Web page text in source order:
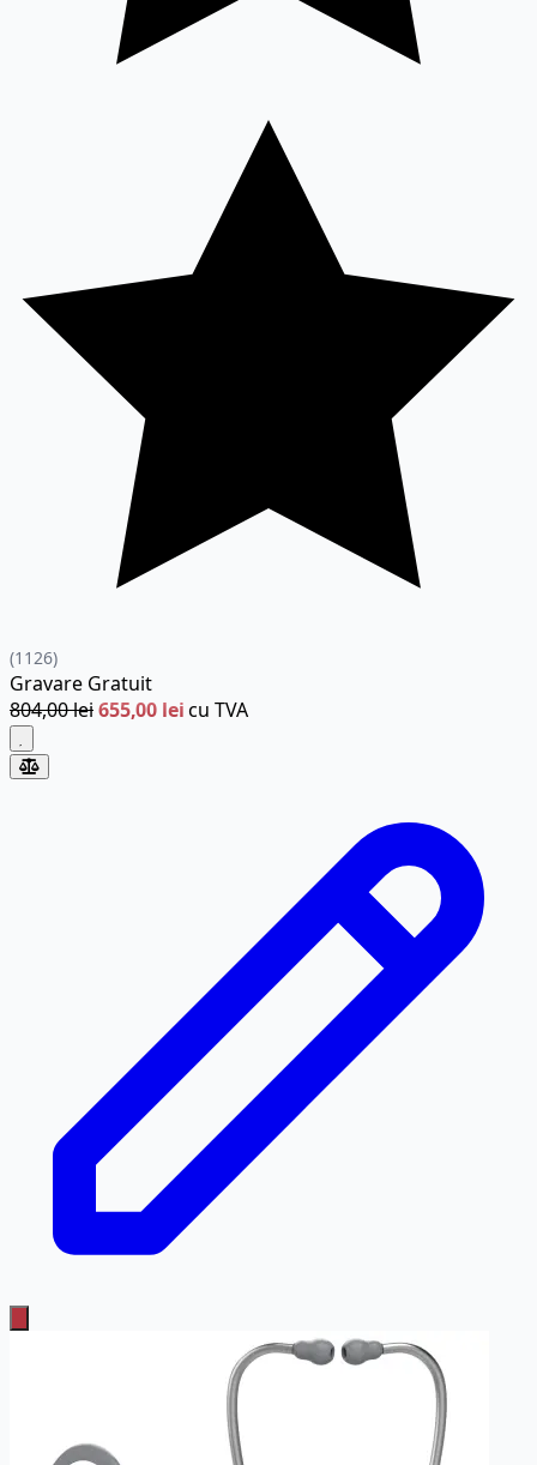
(1126)
Gravare Gratuit
804,00 lei655,00 lei cu TVA